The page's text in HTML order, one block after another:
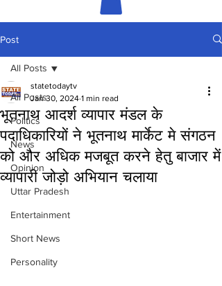
Post
All Posts
Politics
News
Opinion
Uttar Pradesh
Entertainment
Short News
Personality
All Posts
भूतनाथ आदर्श व्यापार मंडल के
पदाधिकारियों ने भूतनाथ मार्केट मे संगठन
को और अधिक मजबूत करने हेतु बाजार में
व्यापारी जोड़ो अभियान चलाया
statetodaytv
Jan 30, 2024 1 min read